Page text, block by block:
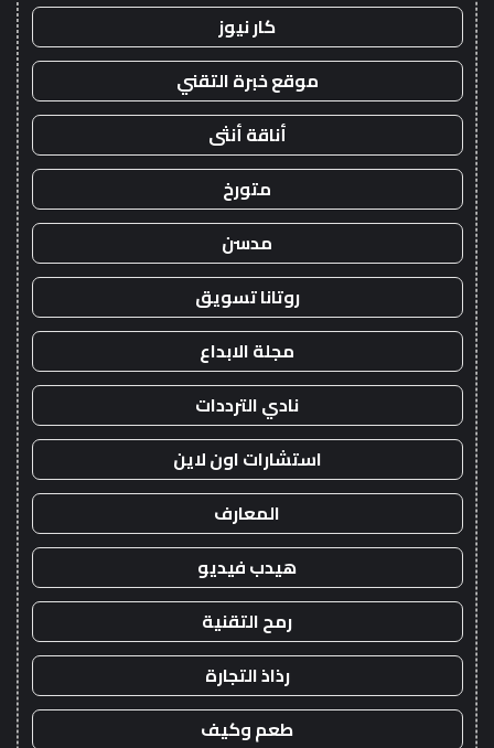
كار نيوز
موقع خبرة التقني
أناقة أنثى
متورخ
مدسن
روتانا تسويق
مجلة الابداع
نادي الترددات
استشارات اون لاين
المعارف
هيدب فيديو
رمح التقنية
رذاذ التجارة
طعم وكيف